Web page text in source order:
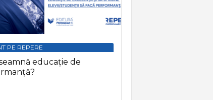
PE REPERE
educație de